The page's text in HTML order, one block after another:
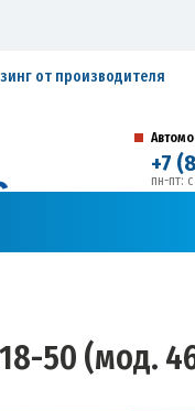
от производителя
+7
пн-пт:
50 (мод.